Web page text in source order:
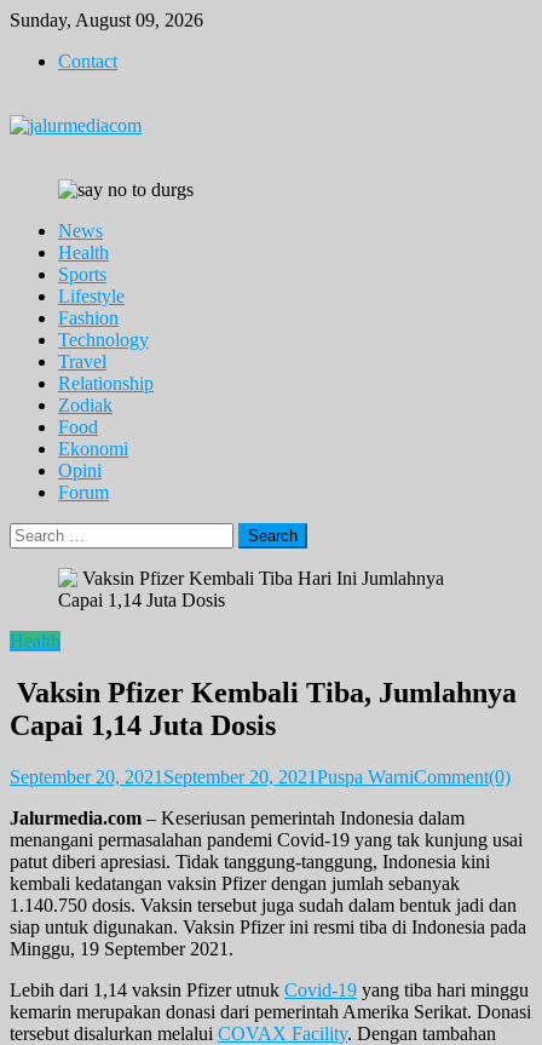
Skip
content
Sunday, August 09, 2026
Contact
News
Health
Sports
Lifestyle
Fashion
Technology
Travel
Relationship
Zodiak
Food
Ekonomi
Opini
Forum
Search
for:
Health
Vaksin Pfizer Kembali Tiba, Jumlahnya
Capai 1,14 Juta Dosis
September 20, 2021 September 20, 2021Puspa WarniComment(0)
Jalurmedia.com – Keseriusan pemerintah Indonesia dalam
menangani permasalahan pandemi Covid-19 yang tak kunjung usai
patut diberi apresiasi. Tidak tanggung-tanggung, Indonesia kini
kembali kedatangan vaksin Pfizer dengan jumlah sebanyak
1.140.750 dosis. Vaksin tersebut juga sudah dalam bentuk jadi dan
siap untuk digunakan. Vaksin Pfizer ini resmi tiba di Indonesia pada
Minggu, 19 September 2021.
Lebih dari 1,14 vaksin Pfizer utnuk Covid-19 yang tiba hari minggu
kemarin merupakan donasi dari pemerintah Amerika Serikat. Donasi
tersebut disalurkan melalui COVAX Facility. Dengan tambahan